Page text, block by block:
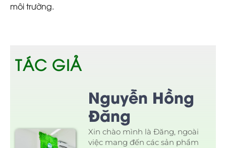
môi trường.
TÁC GIẢ
Nguyễn Hồng
Đăng
Xin chào mình là Đăng, ngoài
việc mang đến các sản phẩm